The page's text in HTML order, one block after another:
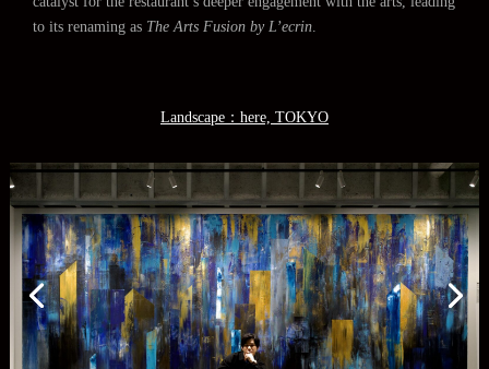
to its renaming as The Arts Fusion by L’ecrin
Landscape：here, TOKYO